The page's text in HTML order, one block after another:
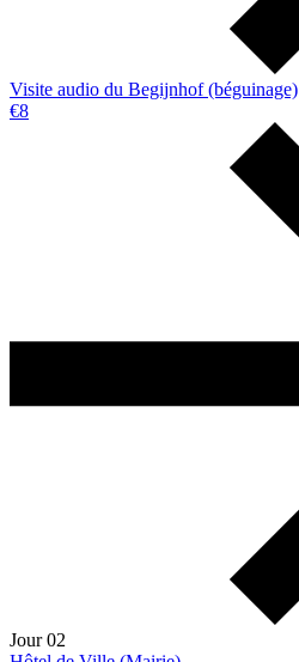
Visite audio du Begijnhof (béguinage)
€8
Jour 02